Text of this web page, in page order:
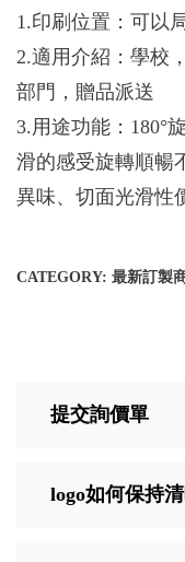
1.印刷位置：可以
2.適用介紹：學校
部門，贈品派送
3.用途功能：180°
滑的感受旋轉順暢
異味、切面光滑性
CATEGORY: 最新訂製
提交詢價單
logo如何保持